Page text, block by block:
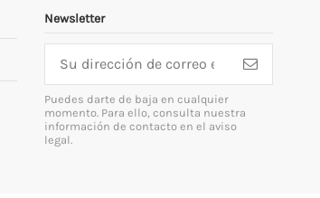
Newsletter
Puedes darte de baja en cualquier
momento. Para ello, consulta nuestra
información de contacto en el aviso
legal.